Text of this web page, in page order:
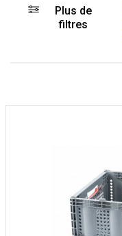
Plus de
filtres